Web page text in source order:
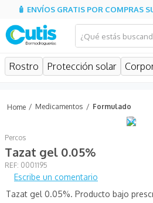
🧴 ENVÍOS GRATIS POR COMPRAS
¿Qué estás
Rostro Protección solar
Medicamentos Formulado
Percos
Tazat gel 0.05%
: 0001195
Escribe un comentario
Tazat gel 0.05%. Producto bajo
MÁS BUSCADOS